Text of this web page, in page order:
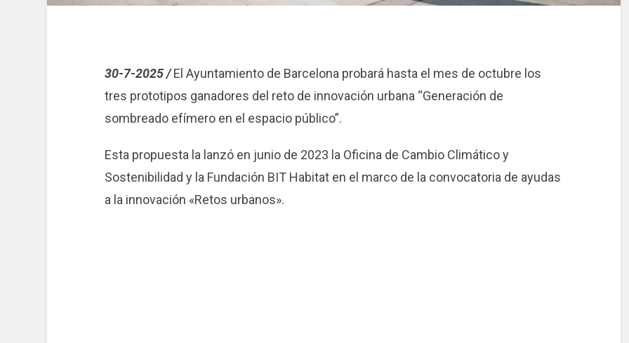
30-7-2025 /El Ayuntamiento de Barcelona probará hasta el mes de octubre los
tres prototipos ganadores del reto de innovación urbana “Generación de
sombreado efímero en el espacio público”.
Esta propuesta la lanzó en junio de 2023 la Oficina de Cambio Climático y
Sostenibilidad y la Fundación BIT Habitat en el marco de la convocatoria de ayudas
a la innovación «Retos urbanos».